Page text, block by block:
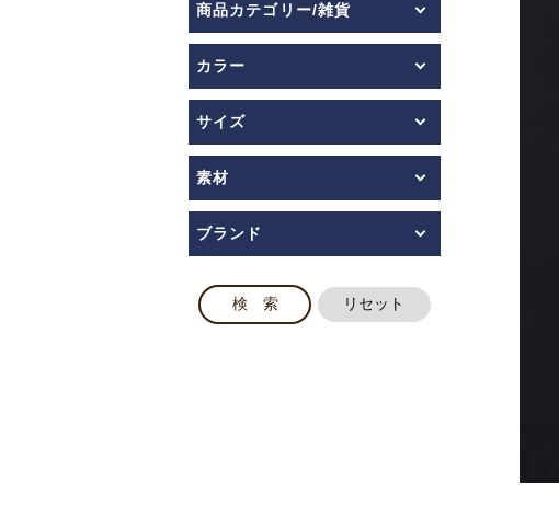
商品カテゴリー/雑貨
カラー
サイズ
素材
ブランド